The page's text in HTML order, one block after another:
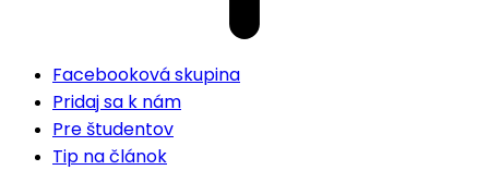
Facebooková skupina
Pridaj sa k nám
Pre študentov
Tip na článok